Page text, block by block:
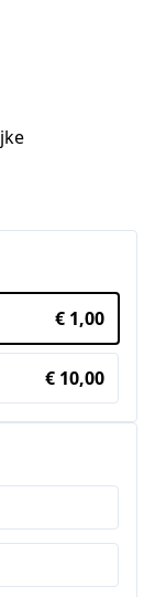
€ 1,00
€ 10,00